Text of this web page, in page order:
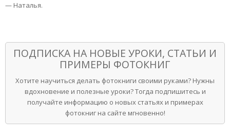
— Наталья.
ПОДПИСКА НА НОВЫЕ УРОКИ, СТАТЬИ И
ПРИМЕРЫ ФОТОКНИГ
Хотите научиться делать фотокниги своими руками? Нужны
вдохновение и полезные уроки? Тогда подпишитесь и
получайте информацию о новых статьях и примерах
фотокниг на сайте мгновенно!